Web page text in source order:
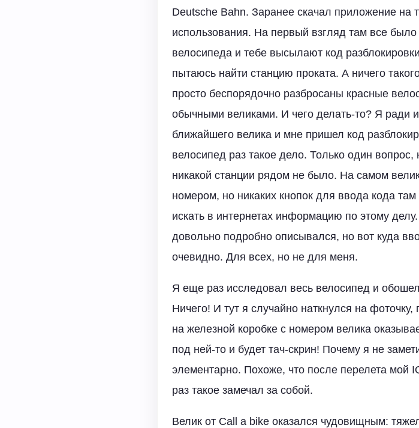
Deutsche Bahn. Заранее скачал приложение
использования. На первый взгляд там все
велосипеда и тебе высылают код
пытаюсь найти станцию проката. А ничего
просто беспорядочно разбросаны красные
обычными великами. И чего делать-то? Я ради
ближайшего велика и мне пришел код
велосипед раз такое дело. Только один вопрос,
никакой станции рядом не было. На самом
номером, но никаких кнопок для ввода кода
искать в интернетах информацию по этому
довольно подробно описывался, но вот куда
очевидно. Для всех, но не для меня.
Я еще раз исследовал весь велосипед и
Ничего! И тут я случайно наткнулся на
на железной коробке с номером велика
под ней-то и будет тач-скрин! Почему я не
элементарно. Похоже, что после перелета мой
раз такое замечал за собой.
Велик от Call a bike оказался чудовищным: